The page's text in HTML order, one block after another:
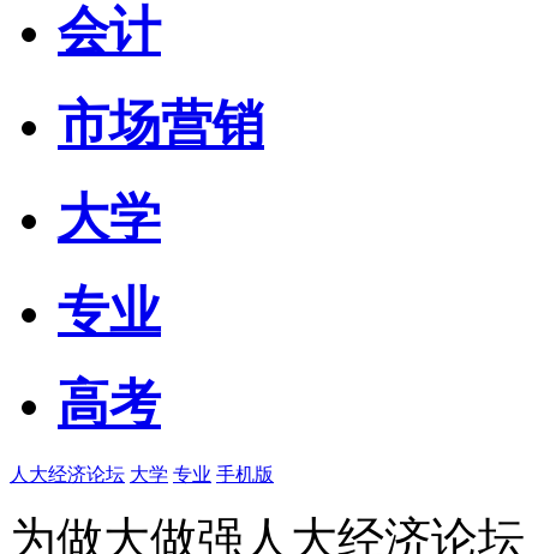
会计
市场营销
大学
专业
高考
人大经济论坛 大学 专业 手机版
为做大做强人大经济论